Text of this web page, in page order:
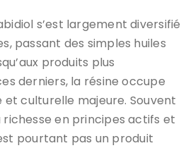
s’est largement diversifié
passant des simples huiles
produits plus
derniers, la résine occupe
culturelle majeure. Souvent
en principes actifs et
pourtant pas un produit